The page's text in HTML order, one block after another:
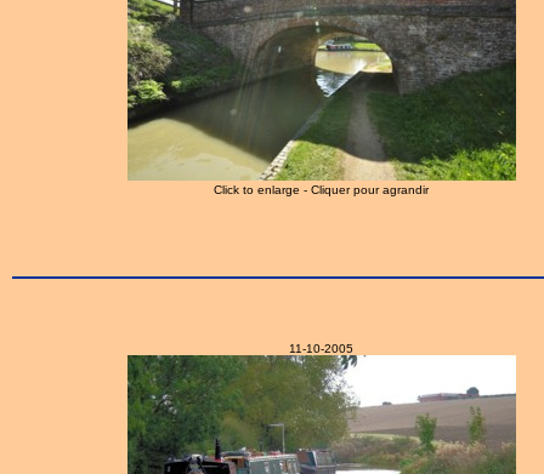
Click to enlarge - Cliquer pour agrandir
11-10-2005